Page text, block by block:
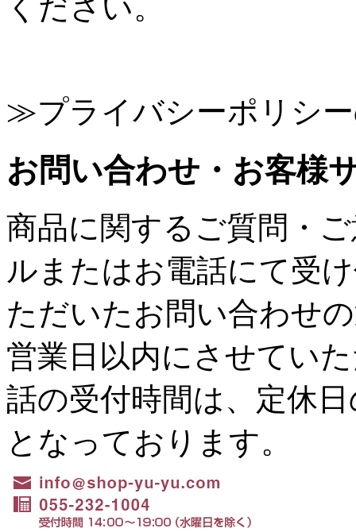
ください。
≫プライバシーポリシ
お問い合わせ・お客様
商品に関するご質問・
ルまたはお電話にて受
ただいたお問い合わせ
営業日以内にさせてい
話の受付時間は、定休
となっております。